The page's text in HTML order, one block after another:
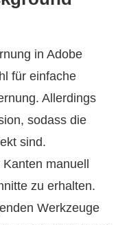
in Adobe
für einfache
Allerdings
sodass die
sind.
manuell
zu erhalten.
Werkzeuge